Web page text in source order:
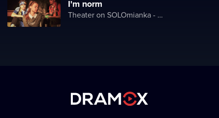
I'm norm
Theater on SOLOmianka - Kyiv Chamber Theater